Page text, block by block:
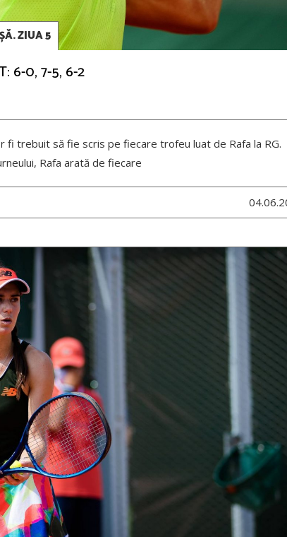
ZIUA 5
6-0, 7-5, 6-2
fi trebuit să fie scris pe fiecare trofeu luat de Rafa la RG.
Rafa arată de fiecare